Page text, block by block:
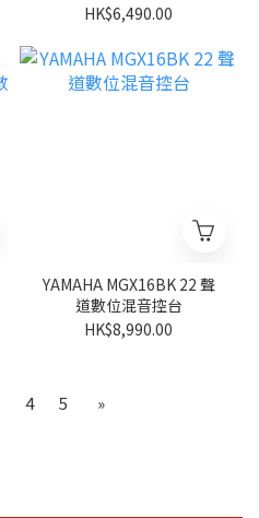
HK$6,490.00
YAMAHA MGX16BK 22 聲
道數位混音控台
HK$8,990.00
4 5 »